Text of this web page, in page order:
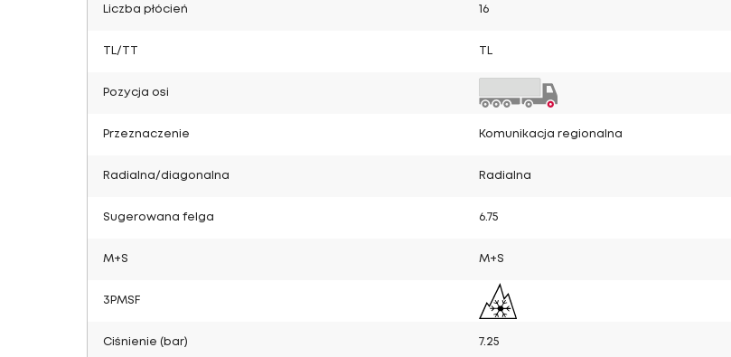
Liczba płócień 16
TL/TT
Pozycja osi
Przeznaczenie Komunikacja regionalna
Radialna/diagonalna Radialna
Sugerowana felga 6.75
M+S M+S
3PMSF
Ciśnienie (bar) 7.25